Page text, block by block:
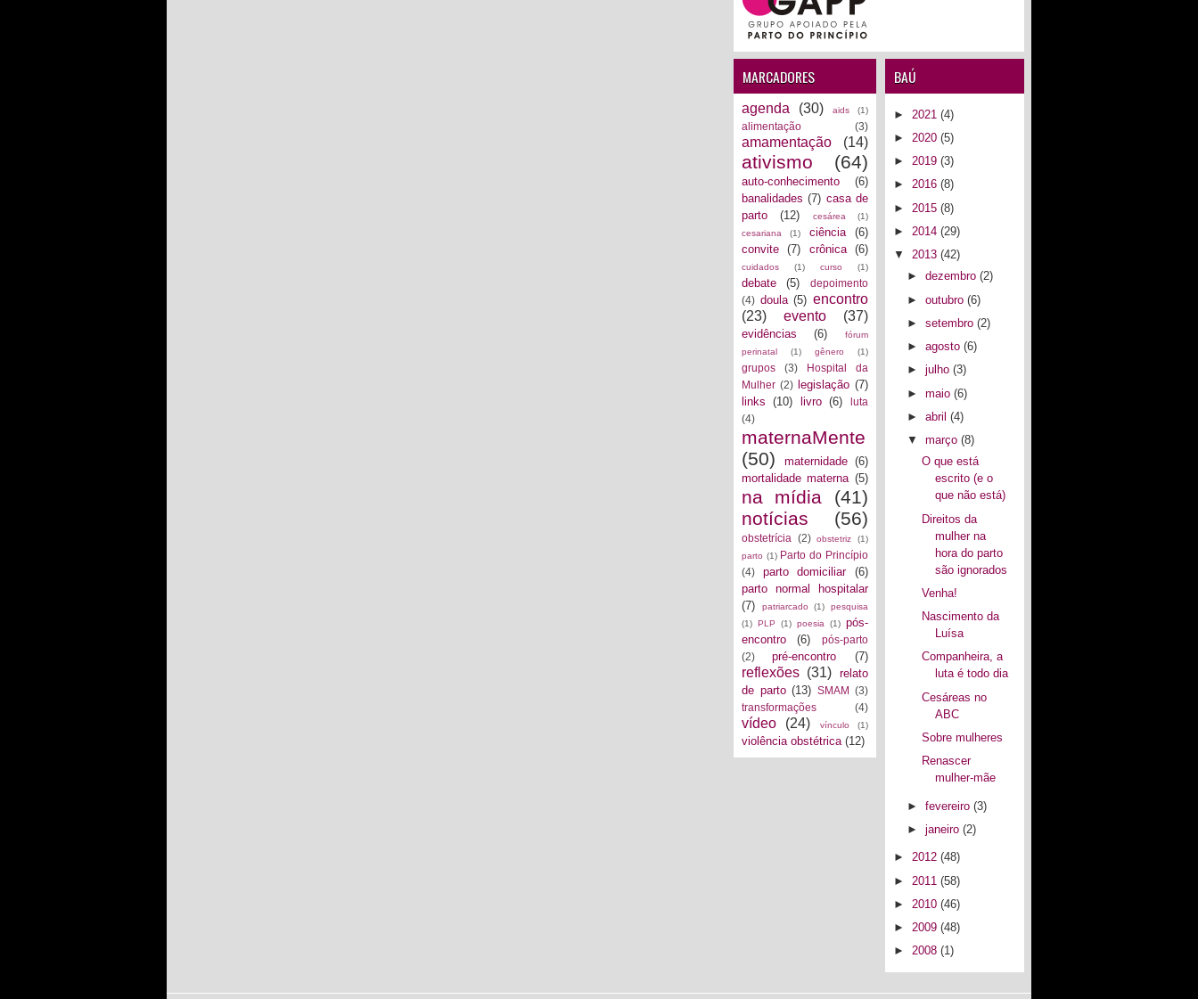
MARCADORES
agenda (30) aids (1)
alimentação (3)
amamentação (14)
ativismo (64)
auto-conhecimento
(6)
banalidades (7) casa de
parto
(12) cesárea
(1)
cesariana
(1) ciência
(6)
convite
(7) crônica (6)
cuidados (1) curso (1)
debate (5)
depoimento
(4) doula (5) encontro
(23)
evento (37)
evidências (6)
fórum
perinatal
(1) gênero (1)
grupos (3)
Hospital da
Mulher (2) legislação (7)
links
(10) livro (6)
luta
(4)
maternaMente
(50)
maternidade (6)
mortalidade materna (5)
na mídia
(41)
notícias
(56)
obstetrícia (2) obstetriz
(1)
parto (1) Parto do Princípio
(4)
parto domiciliar
(6)
parto normal hospitalar
(7)
patriarcado (1)
pesquisa
(1) PLP (1) poesia (1) pós-
encontro
(6)
pós-parto
(2)
pré-encontro (7)
reflexões (31) relato
de parto (13) SMAM
(3)
transformações
(4)
vídeo (24) vínculo (1)
violência obstétrica (12)
BAÚ
► 2021 (4)
► 2020 (5)
► 2019 (3)
► 2016 (8)
► 2015 (8)
► 2014 (29)
▼ 2013 (42)
►dezembro(2)
►outubro(6)
►setembro(2)
►agosto(6)
►julho(3)
►maio(6)
►abril(4)
▼março(8)
O que está
escrito (e o
que não está)
Direitos da
mulher na
hora do parto
são ignorados
Venha!
Nascimento da
Luísa
Companheira, a
luta é todo dia
Cesáreas no
ABC
Sobre mulheres
Renascer
mulher-mãe
►fevereiro(3)
►janeiro(2)
► 2012 (48)
► 2011 (58)
► 2010 (46)
► 2009 (48)
► 2008 (1)